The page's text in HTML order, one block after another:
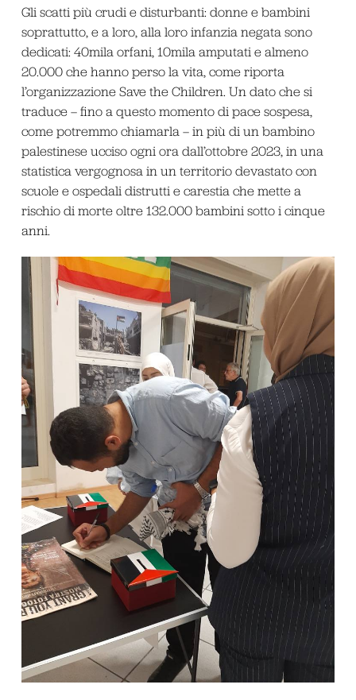
Gli scatti più crudi e disturbanti: donne e bambini
soprattutto, e a loro, alla loro infanzia negata sono
dedicati: 40mila orfani, 10mila amputati e almeno
20.000 che hanno perso la vita, come riporta
l’organizzazione Save the Children. Un dato che si
traduce – fino a questo momento di pace sospesa,
come potremmo chiamarla – in più di un bambino
palestinese ucciso ogni ora dall’ottobre 2023, in una
statistica vergognosa in un territorio devastato con
scuole e ospedali distrutti e carestia che mette a
rischio di morte oltre 132.000 bambini sotto i cinque
anni.